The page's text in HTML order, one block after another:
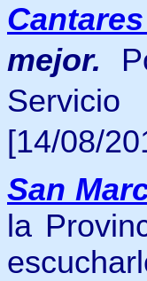
mejor.
[14/08/
San
la